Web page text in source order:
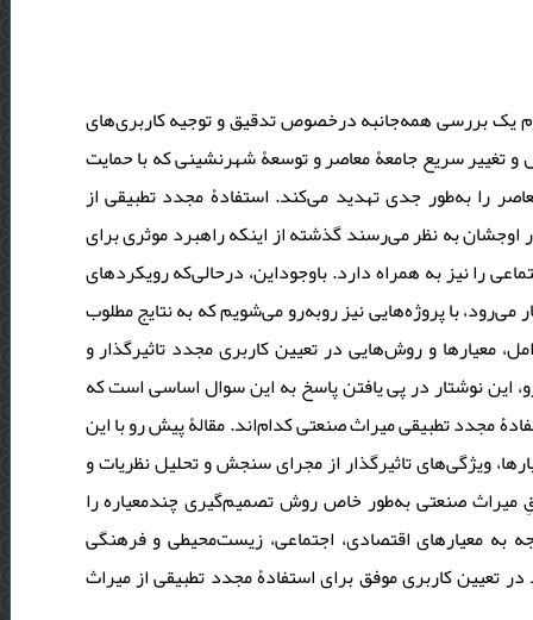
یک بررسی همه‌جانبه درخصوص تدقیق و توجیه کاربری‌های
تغییر سریع جامعۀ معاصر و توسعۀ شهرنشینی که با حمایت
را به‌طور جدی تهدید می‌کند. استفادۀ مجدد تطبیقی از
به نظر می‌رسند گذشته از اینکه راهبرد‌ موثری برای
را نیز به‌ همراه دارد. با‌وجوداین، درحالی‌که رویکردهای
با پروژه‌هایی نیز روبه‌رو می‌شویم که به نتایج مطلوب
معیارها و روش‌هایی در تعیین کاربری مجدد تاثیرگذار و
نوشتار در پی یافتن پاسخ به این سوال اساسی است که
مجدد تطبیقی میراث صنعتی کدام‌‌اند. مقالۀ پیش رو با این
ویژگی‌های تاثیرگذار از مجرای سنجش و تحلیل نظریات و
میراث صنعتی به‌طور خاص روش تصمیم‌گیری چندمعیاره را
معیارهای اقتصادی، اجتماعی، زیست‌محیطی و فرهنگی
تعیین کاربری موفق برای استفادۀ مجدد تطبیقی از میراث